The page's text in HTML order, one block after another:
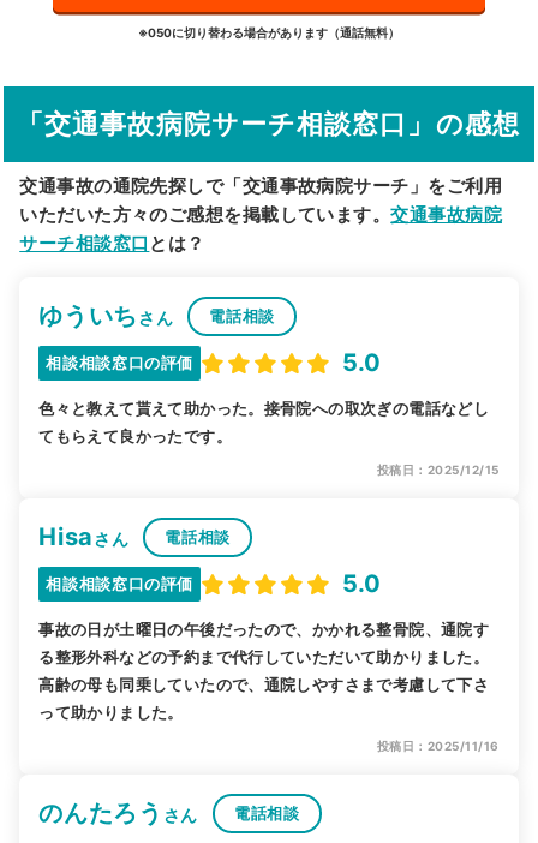
詳細条件で絞り込む
駅から探す 院名から探す
※050に切り替わる場合があります（通話無料）
「交通事故病院サーチ相談窓口」の感想
交通事故の通院先探しで「交通事故病院サーチ」をご利用
いただいた方々のご感想を掲載しています。交通事故病院
サーチ相談窓口 とは？
ゆういちさん 電話相談
相談相談窓口の評価 5.0
色々と教えて貰えて助かった。接骨院への取次ぎの電話などし
てもらえて良かったです。
投稿日：2025/12/15
Hisaさん 電話相談
相談相談窓口の評価 5.0
事故の日が土曜日の午後だったので、かかれる整骨院、通院す
る整形外科などの予約まで代行していただいて助かりました。
高齢の母も同乗していたので、通院しやすさまで考慮して下さ
って助かりました。
投稿日：2025/11/16
のんたろう さん 電話相談